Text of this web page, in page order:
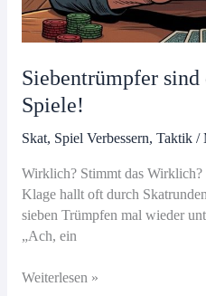
Siebentrümpfer sind
Spiele!
Skat, Spiel Verbessern, Taktik/
Wirklich? Stimmt das
Klage hallt oft durch
sieben Trümpfen mal wieder
„Ach, ein
Siebentrümpfer
Weiterlesen »